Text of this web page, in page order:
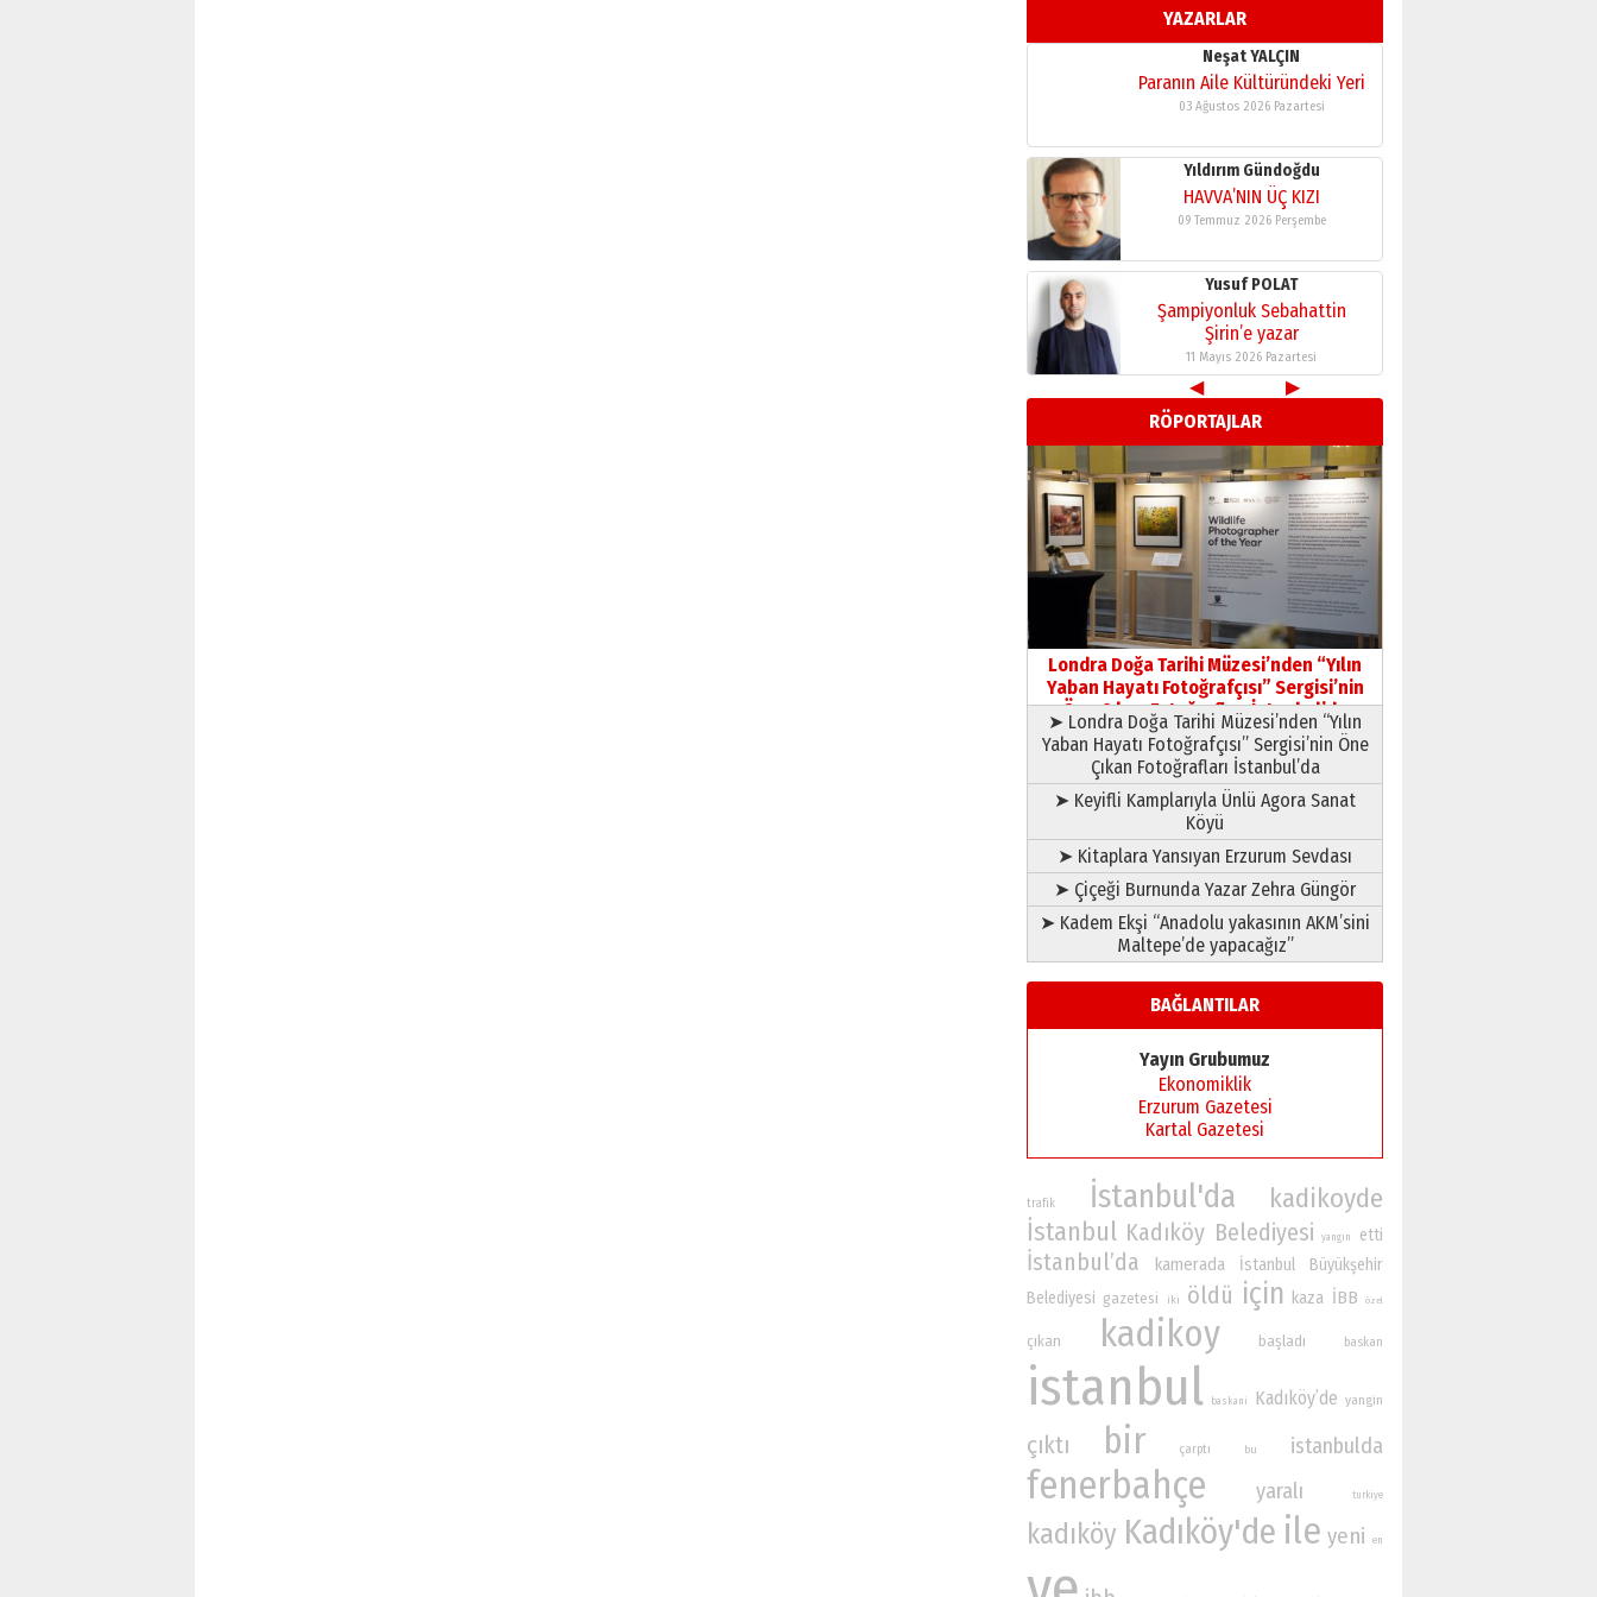
YAZARLARŞirin’e yazar
11 Mayıs 2026 Pazartesi
Neşat YALÇIN
Paranın Aile Kültüründeki Yeri
Yıldırım Gündoğdu
HAVVA’NIN ÜÇ KIZI
Yusuf POLAT
Şampiyonluk Sebahattin
Şirin’e yazar
11 Mayıs 2026 Pazartesi
◀
▶
RÖPORTAJLAR
Londra Doğa Tarihi Müzesi’nden “Yılın
Yaban Hayatı Fotoğrafçısı” Sergisi’nin
Öne Çıkan Fotoğrafları İstanbul’da
➤ Londra Doğa Tarihi Müzesi’nden “Yılın
Yaban Hayatı Fotoğrafçısı” Sergisi’nin Öne
Çıkan Fotoğrafları İstanbul’da
➤ Keyifli Kamplarıyla Ünlü Agora Sanat
Köyü
➤ Kitaplara Yansıyan Erzurum Sevdası
➤ Çiçeği Burnunda Yazar Zehra Güngör
➤ Kadem Ekşi “Anadolu yakasının AKM’sini
Maltepe’de yapacağız”
BAĞLANTILAR
Yayın Grubumuz
Ekonomiklik
Erzurum Gazetesi
Kartal Gazetesi
trafik İstanbul'da
kadikoyde
İstanbul Kadıköy Belediyesi yangın etti
İstanbul’da kamerada
İstanbul Büyükşehir
Belediyesi gazetesi iki öldü için kaza İBB özel
çıkan kadikoy başladı baskan
istanbul baskani Kadıköy’de yangin
çıktı bir çarptı bu istanbulda
fenerbahçe yaralı turkiye
kadıköy Kadıköy'de ile yeni en